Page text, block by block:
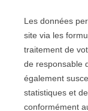
Les données
site via les
traitement de
de responsable
également
statistiques et
conformément